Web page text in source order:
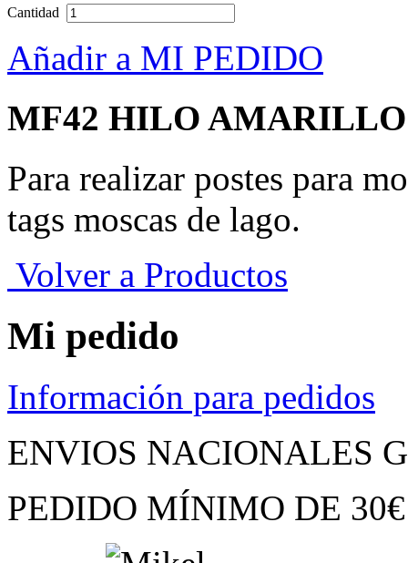
Cantidad
Añadir a MI PEDIDO
MF42 HILO
Para realizar postes para
tags moscas de lago.
Volver a Productos
Mi pedido
Información para pedidos
ENVIOS NACIONALES
PEDIDO MÍNIMO DE 30€